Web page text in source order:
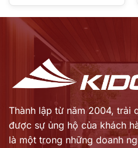
Giá
Thành lập từ năm 2004, trải
được sự ủng hộ của khách
là một trong những doanh